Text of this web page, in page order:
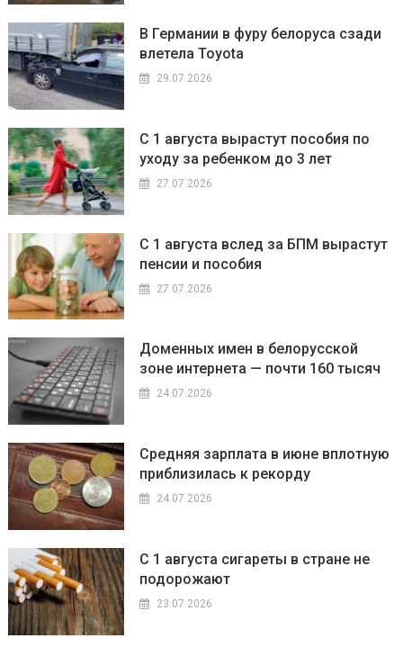
В Германии в фуру белоруса сзади
влетела Toyota
29.07.2026
С 1 августа вырастут пособия по
уходу за ребенком до 3 лет
27.07.2026
С 1 августа вслед за БПМ вырастут
пенсии и пособия
27.07.2026
Доменных имен в белорусской
зоне интернета — почти 160 тысяч
24.07.2026
Средняя зарплата в июне вплотную
приблизилась к рекорду
24.07.2026
С 1 августа сигареты в стране не
подорожают
23.07.2026